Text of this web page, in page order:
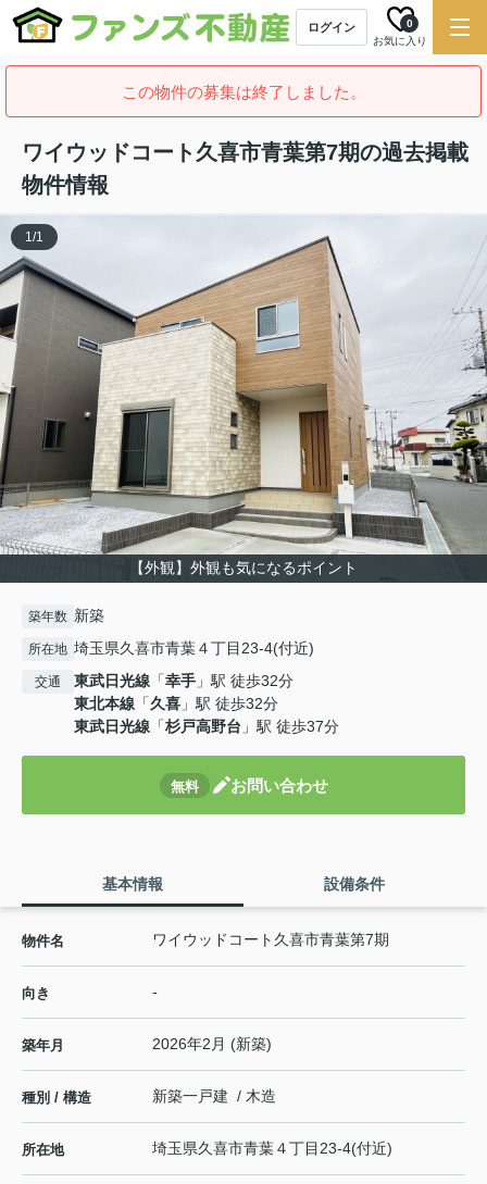
ログイン
お気に入り
0
この物件の募集は終了しました。
ワイウッドコート久喜市青葉第7期の過去掲載
物件情報
【外観】外観も気になるポイント
1/1
築年数 新築
所在地 埼玉県久喜市青葉４丁目23-4(付近)
交通 東武日光線 「幸手 」駅 徒歩32分
東北本線 「久喜 」駅 徒歩32分
東武日光線 「杉戸高野台 」駅 徒歩37分
無料 お問い合わせ
基本情報 設備条件
物件名 ワイウッドコート久喜市青葉第7期
向き -
築年月 2026年2月 (新築)
種別 / 構造 新築一戸建 / 木造
所在地 埼玉県久喜市青葉４丁目23-4(付近)